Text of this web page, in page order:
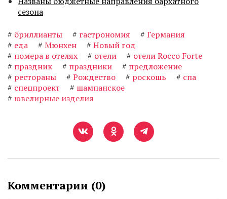
сезона
# бриллианты # гастрономия # Германия
# еда # Мюнхен # Новый год
# номера в отелях # отели # отели Rocco Forte
# праздник # праздники # предложение
# рестораны # Рождество # роскошь # спа
# спецпроект # шампанское
# ювелирные изделия
Комментарии (0)